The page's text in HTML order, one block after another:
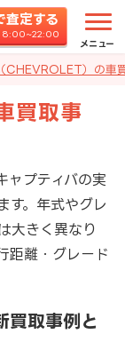
査定する
8:00~22:00
メニュー
CHEVROLET）の車
買取事
ャプティバの実
す。年式やグレ
大きく異なり
距離・グレード
買取事例と